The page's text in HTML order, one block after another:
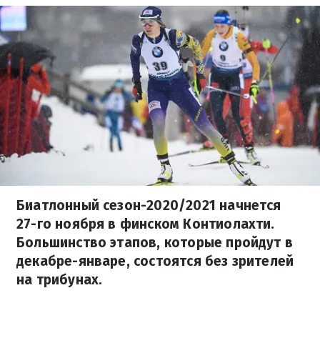
Биатлонный сезон-2020/2021 начнется
27-го ноября в финском Контиолахти.
Большинство этапов, которые пройдут в
декабре-январе, состоятся без зрителей
на трибунах.